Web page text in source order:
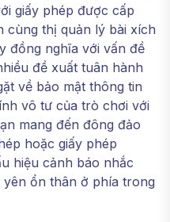
giấy phép được cấp
cùng thị quản lý bài xích
đồng nghĩa với vấn đề
đề xuất tuân hành
về bảo mật thông tin
vô tư của trò chơi với
mang đến đông đảo
hoặc giấy phép
hiệu cảnh báo nhắc
ổn thân ở phía trong